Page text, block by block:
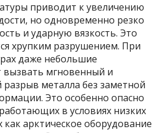
приводит к увеличению
но одновременно резко
и ударную вязкость. Это
хрупким разрушением. При
даже небольшие
вызвать мгновенный и
разрыв металла без заметной
Это особенно опасно
в условиях низких
как арктическое оборудование